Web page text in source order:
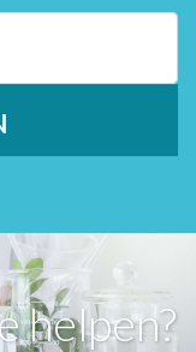
helpen?